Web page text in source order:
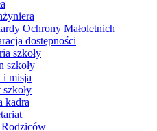
Ochrony Małoletnich
dostępności
szkoły
szkoły
i misja
szkoły
kadra
Rodziców